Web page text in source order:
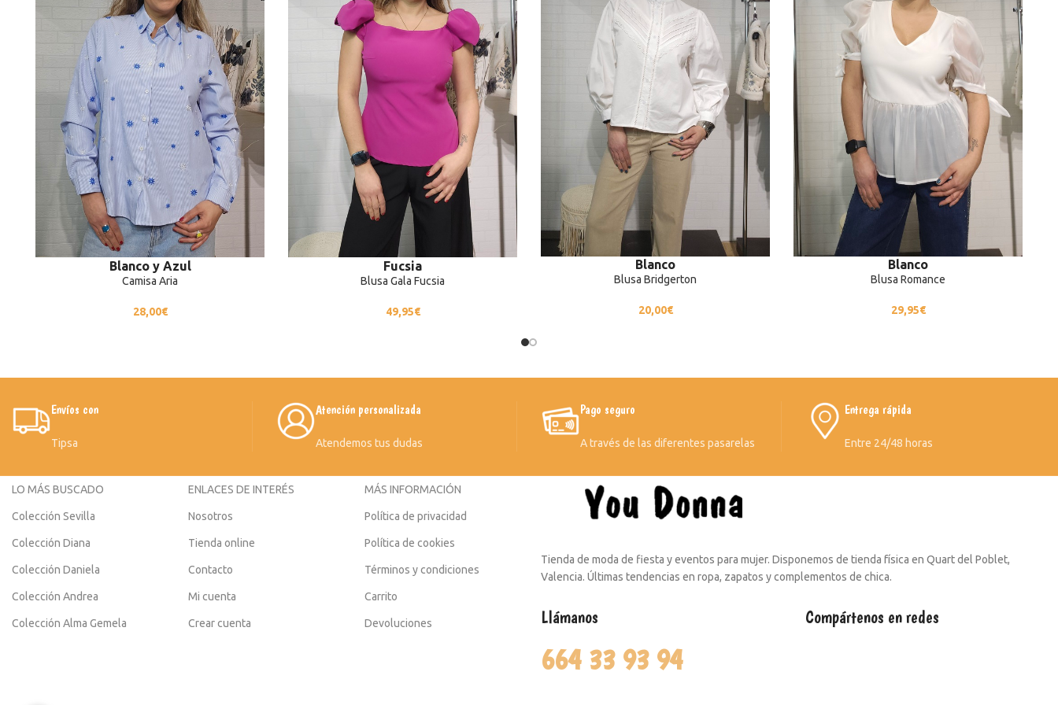
Blanco y Azul
Camisa Aria
28,00€
Fucsia
Blusa Gala Fucsia
49,95€
Blanco
Blusa Bridgerton
20,00€
Blanco
Blusa Romance
29,95€
Envíos con
Tipsa
Atención personalizada
Atendemos tus dudas
Pago seguro
A través de las diferentes pasarelas
Entrega rápida
Entre 24/48 horas
LO MÁS BUSCADO
Colección Sevilla
Colección Diana
Colección Daniela
Colección Andrea
Colección Alma Gemela
ENLACES DE INTERÉS
Nosotros
Tienda online
Contacto
Mi cuenta
Crear cuenta
MÁS INFORMACIÓN
Política de privacidad
Política de cookies
Términos y condiciones
Carrito
Devoluciones
Tienda de moda de fiesta y eventos para mujer. Disponemos de tienda física en Quart del Poblet,
Valencia. Últimas tendencias en ropa, zapatos y complementos de chica.
Llámanos
664 33 93 94
Compártenos en redes